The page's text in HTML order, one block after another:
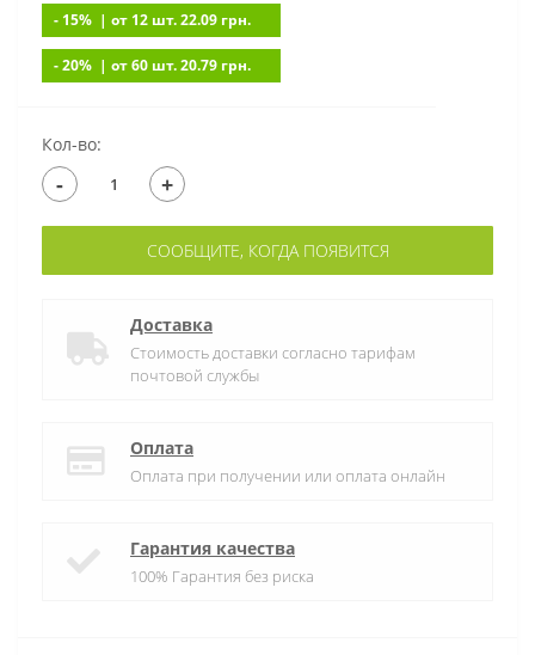
- 15% | от 12 шт. 22.09 грн.
- 20% | от 60 шт. 20.79 грн.
Кол-во:
- +
СООБЩИТЕ, КОГДА ПОЯВИТСЯ
Доставка
Стоимость доставки согласно тарифам
почтовой службы
Оплата
Оплата при получении или оплата онлайн
Гарантия качества
100% Гарантия без риска